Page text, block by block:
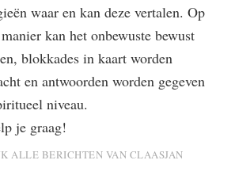
waar en kan deze vertalen. Op
kan het onbewuste bewust
blokkades in kaart worden
en antwoorden worden gegeven
niveau.
je graag!
ALLE BERICHTEN VAN CLAASJAN